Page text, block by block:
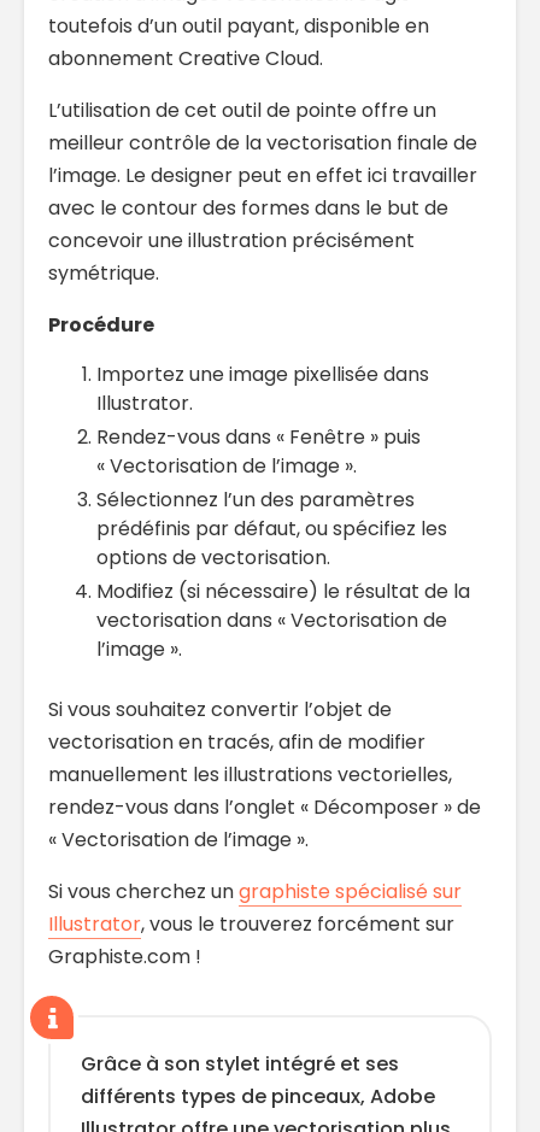
toutefois d’un outil payant, disponible en
abonnement Creative Cloud.
L’utilisation de cet outil de pointe offre un
meilleur contrôle de la vectorisation finale de
l’image. Le designer peut en effet ici travailler
avec le contour des formes dans le but de
concevoir une illustration précisément
symétrique.
Procédure
Importez une image pixellisée dans
Illustrator.
Rendez-vous dans « Fenêtre » puis
« Vectorisation de l’image ».
Sélectionnez l’un des paramètres
prédéfinis par défaut, ou spécifiez les
options de vectorisation.
Modifiez (si nécessaire) le résultat de la
vectorisation dans « Vectorisation de
l’image ».
Si vous souhaitez convertir l’objet de
vectorisation en tracés, afin de modifier
manuellement les illustrations vectorielles,
rendez-vous dans l’onglet « Décomposer » de
« Vectorisation de l’image ».
Si vous cherchez ungraphiste spécialisé sur
Illustrator, vous le trouverez forcément sur
Graphiste.com !
Grâce à son stylet intégré et ses
différents types de pinceaux, Adobe